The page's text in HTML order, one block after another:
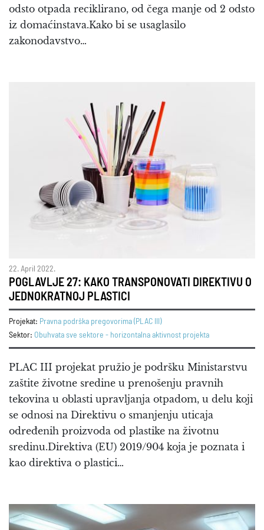
odsto otpada reciklirano, od čega manje od 2 odsto
iz domaćinstava.Kako bi se usaglasilo
zakonodavstvo…
22. April 2022.
POGLAVLJE 27: KAKO TRANSPONOVATI DIREKTIVU O
JEDNOKRATNOJ PLASTICI
Projekat: Pravna podrška pregovorima (PLAC III)
Sektor: Obuhvata sve sektore - horizontalna aktivnost projekta
PLAC III projekat pružio je podršku Ministarstvu
zaštite životne sredine u prenošenju pravnih
tekovina u oblasti upravljanja otpadom, u delu koji
se odnosi na Direktivu o smanjenju uticaja
određenih proizvoda od plastike na životnu
sredinu.Direktiva (EU) 2019/904 koja je poznata i
kao direktiva o plastici…